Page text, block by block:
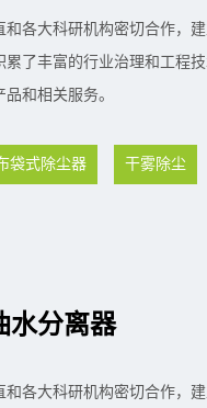
和各大科研机构密切合作，
累了丰富的行业治理和工程
和相关服务。
袋式除尘器 干雾除尘
水分离器
和各大科研机构密切合作，